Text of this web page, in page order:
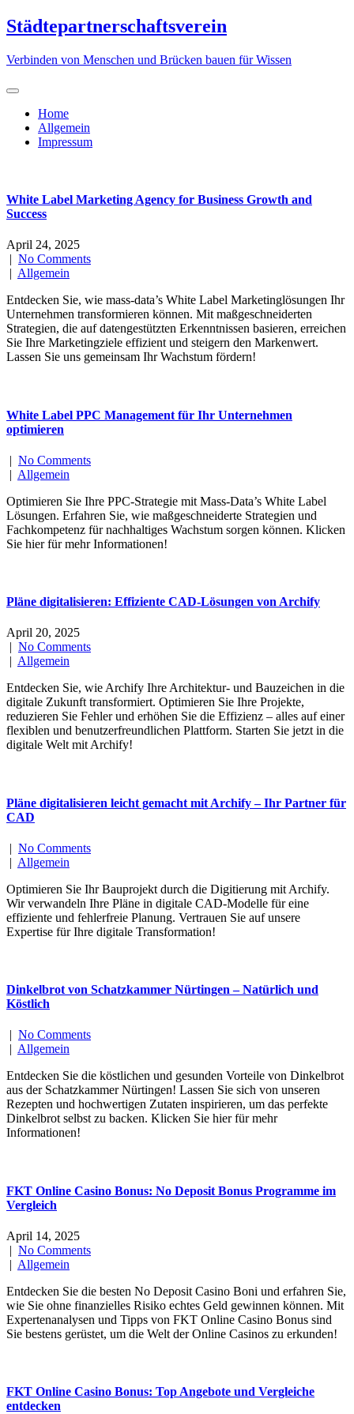
Skip
to
Städtepartnerschaftsverein
Verbinden von Menschen und Brücken bauen für Wissen
Home
Allgemein
Impressum
White Label Marketing Agency for Business Growth and
Success
April 24, 2025
| No Comments
| Allgemein
Entdecken Sie, wie mass-data’s White Label Marketinglösungen Ihr
Unternehmen transformieren können. Mit maßgeschneiderten
Strategien, die auf datengestützten Erkenntnissen basieren, erreichen
Sie Ihre Marketingziele effizient und steigern den Markenwert.
Lassen Sie uns gemeinsam Ihr Wachstum fördern!
White Label PPC Management für Ihr Unternehmen
optimieren
| No Comments
| Allgemein
Optimieren Sie Ihre PPC-Strategie mit Mass-Data’s White Label
Lösungen. Erfahren Sie, wie maßgeschneiderte Strategien und
Fachkompetenz für nachhaltiges Wachstum sorgen können. Klicken
Sie hier für mehr Informationen!
Pläne digitalisieren: Effiziente CAD-Lösungen von Archify
April 20, 2025
| No Comments
| Allgemein
Entdecken Sie, wie Archify Ihre Architektur- und Bauzeichen in die
digitale Zukunft transformiert. Optimieren Sie Ihre Projekte,
reduzieren Sie Fehler und erhöhen Sie die Effizienz – alles auf einer
flexiblen und benutzerfreundlichen Plattform. Starten Sie jetzt in die
digitale Welt mit Archify!
Pläne digitalisieren leicht gemacht mit Archify – Ihr Partner für
CAD
| No Comments
| Allgemein
Optimieren Sie Ihr Bauprojekt durch die Digitierung mit Archify.
Wir verwandeln Ihre Pläne in digitale CAD-Modelle für eine
effiziente und fehlerfreie Planung. Vertrauen Sie auf unsere
Expertise für Ihre digitale Transformation!
Dinkelbrot von Schatzkammer Nürtingen – Natürlich und
Köstlich
No Comments
Allgemein
Entdecken Sie die köstlichen und gesunden Vorteile von Dinkelbrot
aus der Schatzkammer Nürtingen! Lassen Sie sich von unseren
Rezepten und hochwertigen Zutaten inspirieren, um das perfekte
Dinkelbrot selbst zu backen. Klicken Sie hier für mehr
Informationen!
FKT Online Casino Bonus: No Deposit Bonus Programme im
Vergleich
April 14, 2025
| No Comments
| Allgemein
Entdecken Sie die besten No Deposit Casino Boni und erfahren Sie,
wie Sie ohne finanzielles Risiko echtes Geld gewinnen können. Mit
Expertenanalysen und Tipps von FKT Online Casino Bonus sind
Sie bestens gerüstet, um die Welt der Online Casinos zu erkunden!
FKT Online Casino Bonus: Top Angebote und Vergleiche
entdecken